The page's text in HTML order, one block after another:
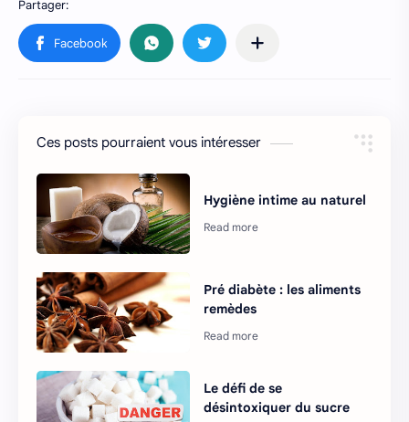
Ces posts pourraient vous intéresser
Hygiène intime au naturel
Pré diabète : les aliments
remèdes
Le défi de se
désintoxiquer du sucre